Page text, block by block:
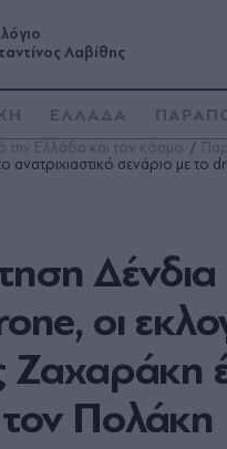
Λαβίθης
ΕΛΛΑΔΑ
την Ελλάδα και τον κόσμο
σενάριο με το
Δένδια
οι
Ζαχαράκη
Πολάκη